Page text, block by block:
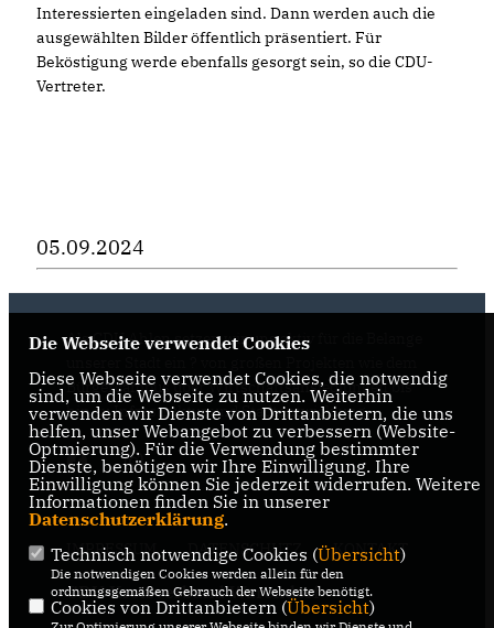
Interessierten eingeladen sind. Dann werden auch die
ausgewählten Bilder öffentlich präsentiert. Für
Beköstigung werde ebenfalls gesorgt sein, so die CDU-
Vertreter.
05.09.2024
Als CDU Ahlen setzen wir uns aktiv für die Belange
Bürgercampus über Wirtschaftsansiedlungen bis
hin zu Infrastruktur und Stadtentwicklung.
IMPRESSUM DATENSCHUTZ KONTAKT
CDU Kreisverband Warendorf-
Beckum
Die Webseite verwendet Cookies
Diese Webseite verwendet Cookies, die notwendig
sind, um die Webseite zu nutzen. Weiterhin
verwenden wir Dienste von Drittanbietern, die uns
helfen, unser Webangebot zu verbessern (Website-
Optmierung). Für die Verwendung bestimmter
Dienste, benötigen wir Ihre Einwilligung. Ihre
Einwilligung können Sie jederzeit widerrufen. Weitere
Informationen finden Sie in unserer
Datenschutzerklärung.
Technisch notwendige Cookies (Übersicht)
Die notwendigen Cookies werden allein für den
ordnungsgemäßen Gebrauch der Webseite benötigt.
Cookies von Drittanbietern (Übersicht)